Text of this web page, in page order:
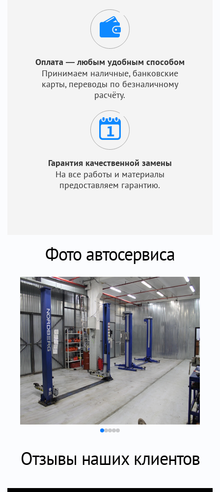
Оплата — любым удобным способом
Принимаем наличные, банковские
карты, переводы по безналичному
расчёту.
Гарантия качественной замены
На все работы и материалы
предоставляем гарантию.
Фото автосервиса
Отзывы наших клиентов